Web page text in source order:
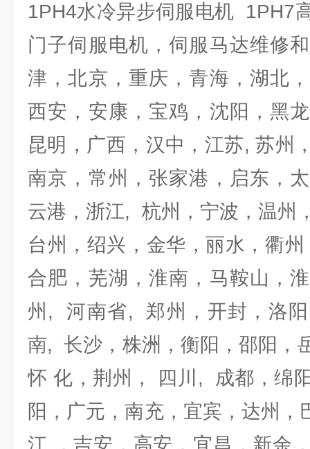
1PH4水冷异步伺服电机 1PH7
门子伺服电机，伺服马达维修
津，北京，重庆，青海，湖北
西安，安康，宝鸡，沈阳，黑
昆明，广西，汉中，江苏, 苏州
南京，常州，张家港，启东，
云港，浙江, 杭州，宁波，温州
台州，绍兴，金华，丽水，衢
合肥，芜湖，淮南，马鞍山，
州, 河南省, 郑州，开封，洛
南, 长沙，株洲，衡阳，邵阳，
怀 化，荆州， 四川, 成都，绵
阳，广元，南充，宜宾，达州
江 ，吉安，高安，宜昌，新余